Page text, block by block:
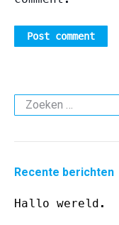
Post comment
Search:
Recente berichten
Hallo wereld.